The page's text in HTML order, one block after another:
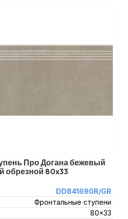
Про Догана бежевый
обрезной 80x33
DD841690R/GR
Фронтальные ступени
80x33